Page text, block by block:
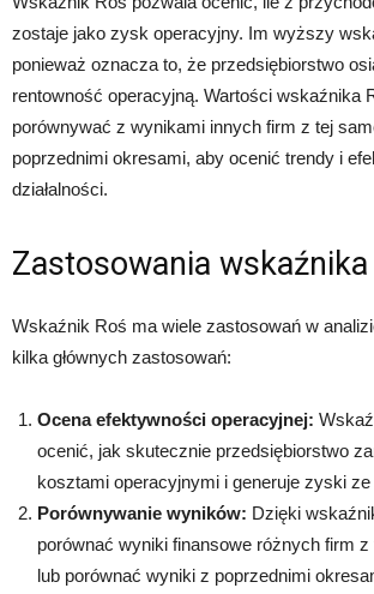
zostaje jako zysk operacyjny. Im wyższy
ponieważ oznacza to, że przedsiębiorstwo
rentowność operacyjną. Wartości wskaźnika
porównywać z wynikami innych firm z tej
poprzednimi okresami, aby ocenić trendy i
działalności.
Zastosowania wskaźnika
Wskaźnik Roś ma wiele zastosowań w
kilka głównych zastosowań:
Ocena efektywności operacyjnej:
ocenić, jak skutecznie przedsiębiorstwo
kosztami operacyjnymi i generuje zyski
Porównywanie wyników: Dzięki
porównać wyniki finansowe różnych firm
lub porównać wyniki z poprzednimi